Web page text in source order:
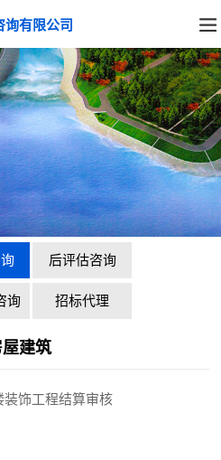
询有限公司
后评估咨询
询 招标代理
屋建筑
饰工程结算审核